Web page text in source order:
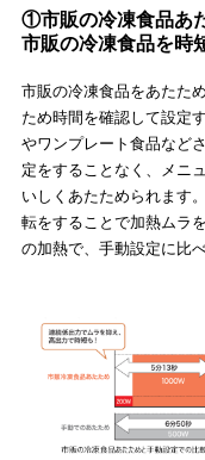
①市販の冷凍食品あ
市販の冷凍食品を時
市販の冷凍食品をあたた
ため時間を確認して設定
やワンプレート食品など
定をすることなく、メニ
いしくあたためられます
転をすることで加熱ムラ
の加熱で、手動設定に比